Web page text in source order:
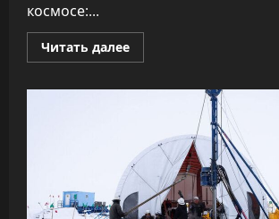
космосе:...
Читать далееПрочитать
больше
детальную
Вселенной,
запечатлев
13,7
миллиона
небесных
«криков»